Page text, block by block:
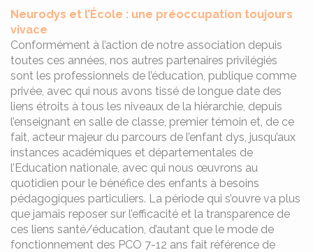
Neurodys et l’École : une préoccupation toujours
vivace
Conformément à l’action de notre association depuis
toutes ces années, nos autres partenaires privilégiés
sont les professionnels de l’éducation, publique comme
privée, avec qui nous avons tissé de longue date des
liens étroits à tous les niveaux de la hiérarchie, depuis
l’enseignant en salle de classe, premier témoin et, de ce
fait, acteur majeur du parcours de l’enfant dys, jusqu’aux
instances académiques et départementales de
l’Education nationale, avec qui nous œuvrons au
quotidien pour le bénéfice des enfants à besoins
pédagogiques particuliers. La période qui s’ouvre va plus
que jamais reposer sur l’efficacité et la transparence de
ces liens santé/éducation, d’autant que le mode de
fonctionnement des PCO 7-12 ans fait référence de